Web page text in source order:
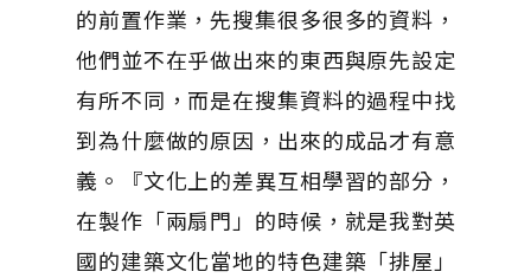
的前置作業，先搜集很多很多的資料，
他們並不在乎做出來的東西與原先設定
有所不同，而是在搜集資料的過程中找
到為什麼做的原因，出來的成品才有意
義。『文化上的差異互相學習的部分，
在製作「兩扇門」的時候，就是我對英
國的建築文化當地的特色建築「排屋」